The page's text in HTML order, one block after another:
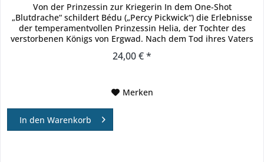
Von der Prinzessin zur Kriegerin In dem One-Shot
„Blutdrache“ schildert Bédu („Percy Pickwick“) die Erlebnisse
der temperamentvollen Prinzessin Helia, der Tochter des
verstorbenen Königs von Ergwad. Nach dem Tod ihres Vaters
24,00 € *
Merken
In den Warenkorb